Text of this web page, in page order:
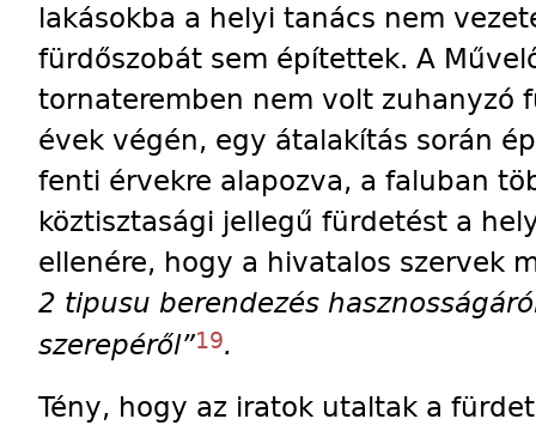
lakásokba a helyi tanács nem
fürdőszobát sem építettek. A
tornateremben nem volt zuhanyzó
évek végén, egy átalakítás során
fenti érvekre alapozva, a faluban
köztisztasági jellegű fürdetést a
ellenére, hogy a hivatalos szervek
2 tipusu berendezés
szerepéről”19.
Tény, hogy az iratok utaltak a